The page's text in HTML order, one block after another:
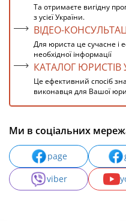
Та отримаєте вигідну
з усієї України.
ВІДЕО-
Для юриста це сучасне і
необхідної інформації
КАТАЛОГ ЮРИСТІВ
Це ефективний спосіб
виконавця для Вашої
Ми в соціальних
page
viber